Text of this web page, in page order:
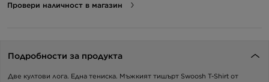
Провери наличност в магазин
Подробности за продукта
Две култови лога. Една тениска. Мъжкият тишърт Swoosh T-Shirt от